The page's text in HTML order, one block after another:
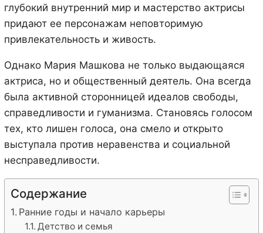
глубокий внутренний мир и мастерство актрисы
придают ее персонажам неповторимую
привлекательность и живость.
Однако Мария Машкова не только выдающаяся
актриса, но и общественный деятель. Она всегда
была активной сторонницей идеалов свободы,
справедливости и гуманизма. Становясь голосом
тех, кто лишен голоса, она смело и открыто
выступала против неравенства и социальной
несправедливости.
Содержание
Ранние годы и начало карьеры
Детство и семья